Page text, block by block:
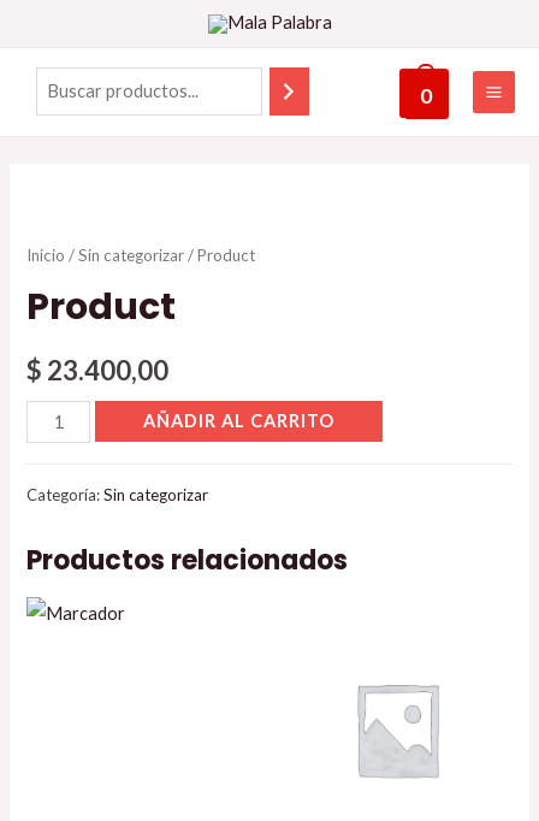
0
Inicio /Sin categorizar/ Product
Product
$ 23.400,00
AÑADIR AL CARRITO
Categoría:Sin categorizar
Productos relacionados